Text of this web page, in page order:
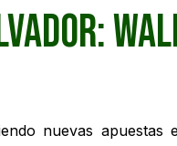
nuevas apuestas